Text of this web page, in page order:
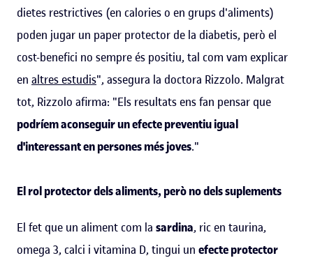
dietes restrictives (en calories o en grups d'aliments)
poden jugar un paper protector de la diabetis, però el
cost-benefici no sempre és positiu, tal com vam explicar
en altres estudis", assegura la doctora Rizzolo. Malgrat
tot, Rizzolo afirma: "Els resultats ens fan pensar que
podríem aconseguir un efecte preventiu igual
d'interessant en persones més joves."
El rol protector dels aliments, però no dels suplements
El fet que un aliment com la sardina, ric en taurina,
omega 3, calci i vitamina D, tingui un efecte protector